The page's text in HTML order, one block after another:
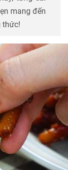
mang đến
thức!